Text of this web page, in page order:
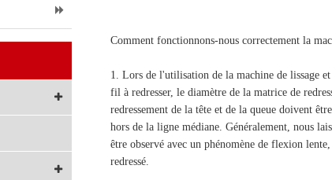
Comment fonctionnons-nous correctement la
1. Lors de l'utilisation de la machine de lissage
fil à redresser, le diamètre de la matrice de
redressement de la tête et de la queue doivent
hors de la ligne médiane. Généralement, nous
être observé avec un phénomène de flexion
redressé.